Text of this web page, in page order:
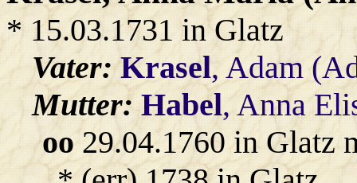
* 15.03.1731 in Glatz
Vater:Krasel, Adam
Mutter:Habel, Anna
oo29.04.1760 in Glatz